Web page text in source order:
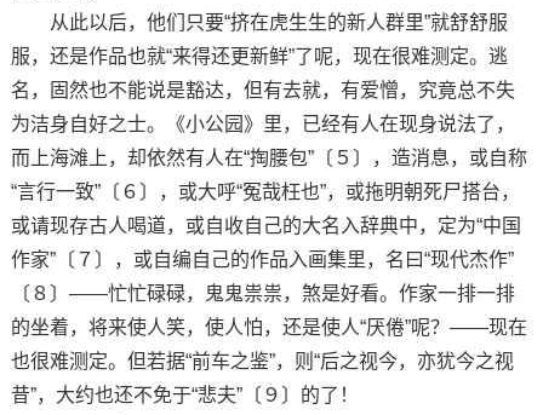
从此以后，他们只要“挤在虎生生的新人群里”就舒舒服
服，还是作品也就“来得还更新鲜”了呢，现在很难测定。逃
名，固然也不能说是豁达，但有去就，有爱憎，究竟总不失
为洁身自好之士。《小公园》里，已经有人在现身说法了，
而上海滩上，却依然有人在“掏腰包”〔５〕，造消息，或自称
“言行一致”〔６〕，或大呼“冤哉枉也”，或拖明朝死尸搭台，
或请现存古人喝道，或自收自己的大名入辞典中，定为“中国
作家”〔７〕，或自编自己的作品入画集里，名曰“现代杰作”
〔８〕——忙忙碌碌，鬼鬼祟祟，煞是好看。作家一排一排
的坐着，将来使人笑，使人怕，还是使人“厌倦”呢？——现在
也很难测定。但若据“前车之鉴”，则“后之视今，亦犹今之视
昔”，大约也还不免于“悲夫”〔９〕的了！